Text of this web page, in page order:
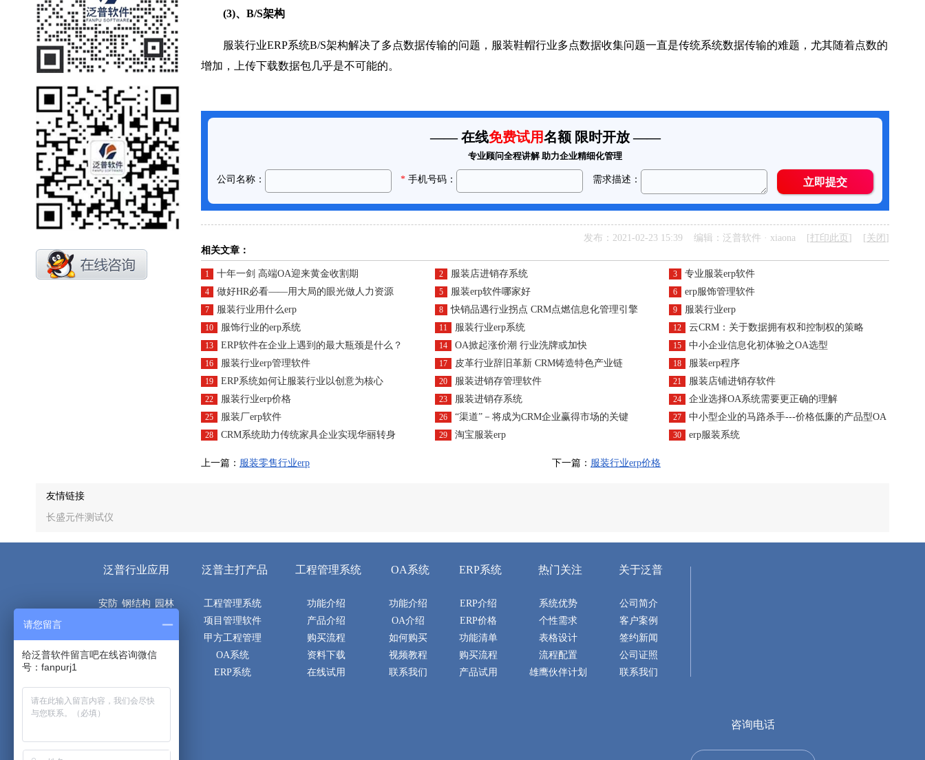
(3)、B/S架构
服装行业ERР系统B/S架构解决了多点数据传输的问题，服装鞋帽行业多点数据收集问题一直是传统系统数据传输的难题，尤其随着点数的
增加，上传下载数据包几乎是不可能的。
发布：2021-02-23 15:39 编辑：泛普软件 · xiaona [打印此页 ] [关闭 ]
相关文章：
1 十年一剑 高端OA迎来黄金收割期 2 服装店进销存系统 3 专业服装erp软件
4 做好HR必看——用大局的眼光做人力资源 5 服装erp软件哪家好 6 erp服饰管理软件
7 服装行业用什么erp 8 快销品遇行业拐点 CRM点燃信息化管理引擎 9 服装行业erp
10 服饰行业的erp系统 11 服装行业erp系统 12 云CRM：关于数据拥有权和控制权的策略
13 ERP软件在企业上遇到的最大瓶颈是什么？ 14 OA掀起涨价潮 行业洗牌或加快 15 中小企业信息化初体验之OA选型
16 服装行业erp管理软件 17 皮革行业辞旧革新 CRM铸造特色产业链 18 服装erp程序
19 ERP系统如何让服装行业以创意为核心 20 服装进销存管理软件 21 服装店铺进销存软件
22 服装行业erp价格 23 服装进销存系统 24 企业选择OA系统需要更正确的理解
25 服装厂erp软件 26 “渠道”－将成为CRM企业赢得市场的关键 27 中小型企业的马路杀手---价格低廉的产品型OA
28 CRM系统助力传统家具企业实现华丽转身 29 淘宝服装erp 30 erp服装系统
上一篇： 服装零售行业erp 下一篇： 服装行业erp价格
友情链接
长盛元件测试仪
泛普行业应用
安防 钢结构 园林
空调 建筑 土建
隧道 桥梁 路桥
泛普主打产品
工程管理系统
项目管理软件
甲方工程管理
OA系统
ERP系统
工程管理系统
功能介绍
产品介绍
购买流程
资料下载
在线试用
OA系统
功能介绍
OA介绍
如何购买
视频教程
联系我们
ERP系统
ERP介绍
ERP价格
功能清单
购买流程
产品试用
热门关注
系统优势
个性需求
表格设计
流程配置
雄鹰伙伴计划
关于泛普
公司简介
客户案例
签约新闻
公司证照
联系我们
咨询电话
请您留言
给泛普软件留言吧在线咨询微信
号：fanpurj1